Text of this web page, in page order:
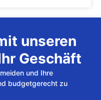
unseren
Geschäft
und Ihre
budgetgerecht zu